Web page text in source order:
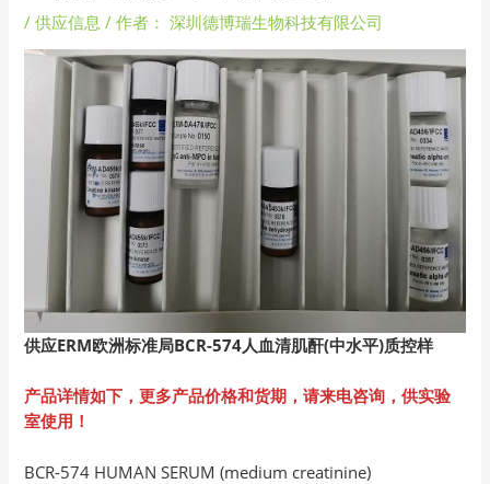
/供应信息 / 作者： 深圳德博瑞生物科技有限公司
供应ERM欧洲标准局BCR-574人血清肌酐(中水平)质控样
产品详情如下，更多产品价格和货期，请来电咨询，供实验
室使用！
BCR-574 HUMAN SERUM (medium creatinine)